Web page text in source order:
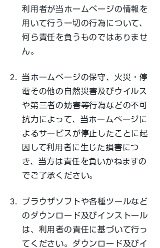
利用者が当ホームページの情報を
用いて行う一切の行為について、
何ら責任を負うものではありませ
ん。
2.
当ホームページの保守、火災・停
電その他の自然災害及びウイルス
や第三者の妨害等行為などの不可
抗力によって、当ホームページに
よるサービスが停止したことに起
因して利用者に生じた損害につ
き、当方は責任を負いかねますの
でご了承ください。
3.
ブラウザソフトや各種ツールなど
のダウンロード及びインストール
は、利用者の責任に基づいて行っ
てください。ダウンロード及びイ